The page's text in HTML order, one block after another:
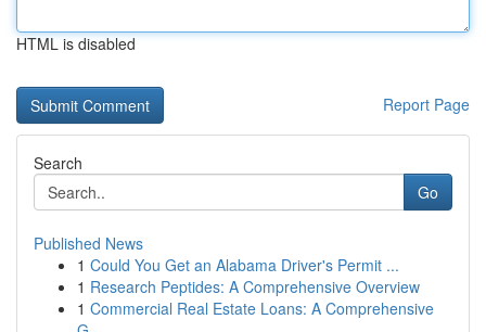
HTML is disabled
Report Page
Search
Go
Published News
1 Could You Get an Alabama Driver's Permit ...
1 Research Peptides: A Comprehensive Overview
1 Commercial Real Estate Loans: A Comprehensive